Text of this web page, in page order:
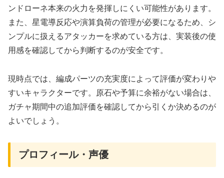
ンドローネ本来の火力を発揮しにくい可能性があります。
また、星電導反応や演算負荷の管理が必要になるため、シ
ンプルに扱えるアタッカーを求めている方は、実装後の使
用感を確認してから判断するのが安全です。
現時点では、編成パーツの充実度によって評価が変わりや
すいキャラクターです。原石や予算に余裕がない場合は、
ガチャ期間中の追加評価を確認してから引くか決めるのが
よいでしょう。
プロフィール・声優